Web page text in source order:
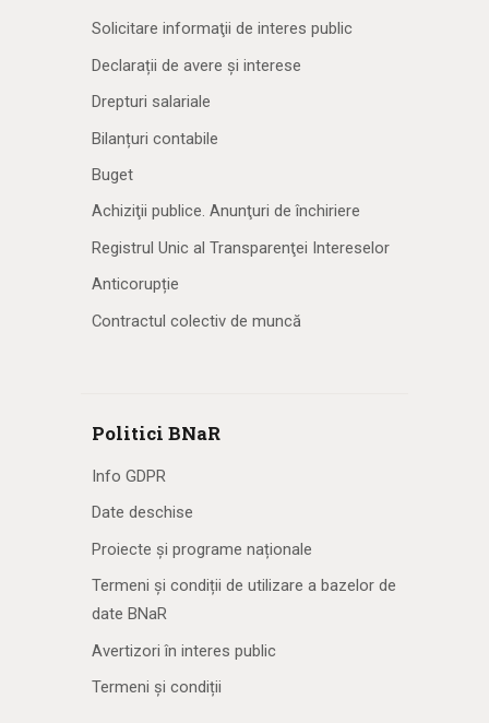
Solicitare informaţii de interes public
Declarații de avere și interese
Drepturi salariale
Bilanțuri contabile
Buget
Achiziţii publice. Anunţuri de închiriere
Registrul Unic al Transparenţei Intereselor
Anticorupție
Contractul colectiv de muncă
Politici BNaR
Info GDPR
Date deschise
Proiecte și programe naționale
Termeni și condiții de utilizare a bazelor de
date BNaR
Avertizori în interes public
Termeni și condiții